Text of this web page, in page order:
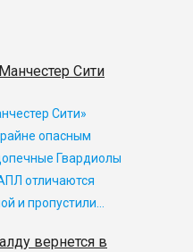
Сити
Сити»
опасным
Гвардиолы
отличаются
и пропустили…
вернется в